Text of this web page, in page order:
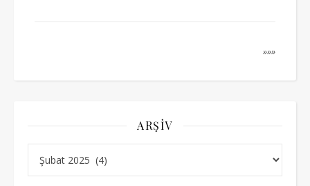
»»»
ARŞIV